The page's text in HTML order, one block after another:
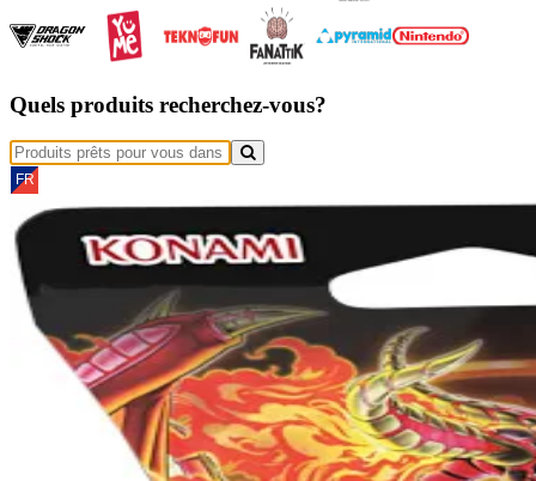
Quels produits recherchez-vous?